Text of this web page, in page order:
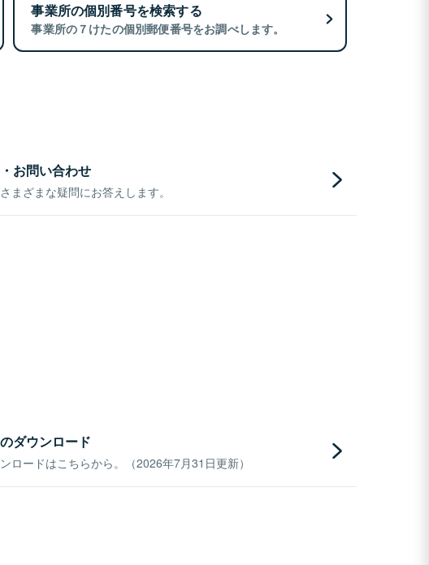
事業所の個別番号を検索する
事業所の７けたの個別郵便番号をお調べします。
お問い合わせ
まざまな疑問にお答えします。
ダウンロード
ロードはこちらから。（2026年7月31日更新）